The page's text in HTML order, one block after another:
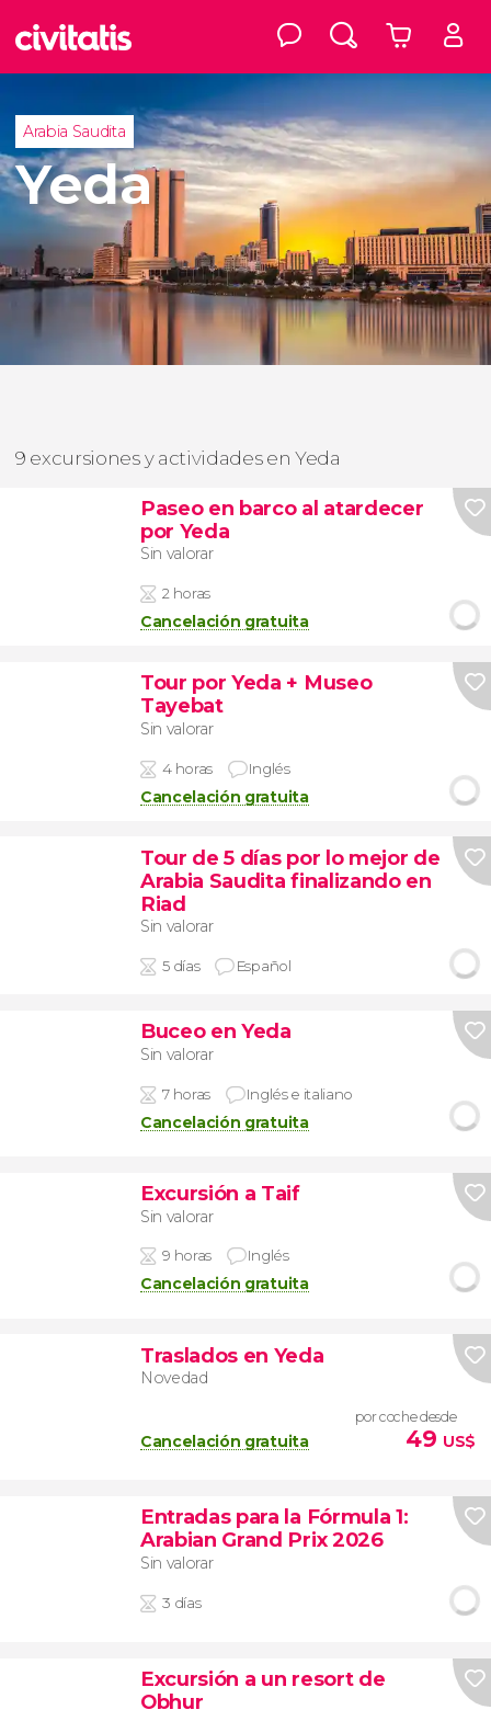
Arabia Saudita
Yeda
9 excursiones y actividades en Yeda
Paseo en barco al atardecer
por Yeda
Sin valorar
2 horas
Cancelación gratuita
Tour por Yeda + Museo
Tayebat
Sin valorar
4 horas Inglés
Cancelación gratuita
Tour de 5 días por lo mejor de
Arabia Saudita finalizando en
Riad
Sin valorar
5 días Español
Buceo en Yeda
Sin valorar
7 horas Inglés e italiano
Cancelación gratuita
Excursión a Taif
Sin valorar
9 horas Inglés
Cancelación gratuita
Traslados en Yeda
Novedad
Cancelación gratuita
por coche desde
49 US$
Entradas para la Fórmula 1:
Arabian Grand Prix 2026
Sin valorar
3 días
Excursión a un resort de
Obhur